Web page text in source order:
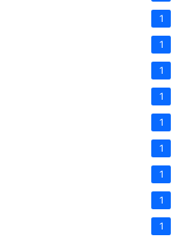
1
1
1
1
1
1
1
1
1